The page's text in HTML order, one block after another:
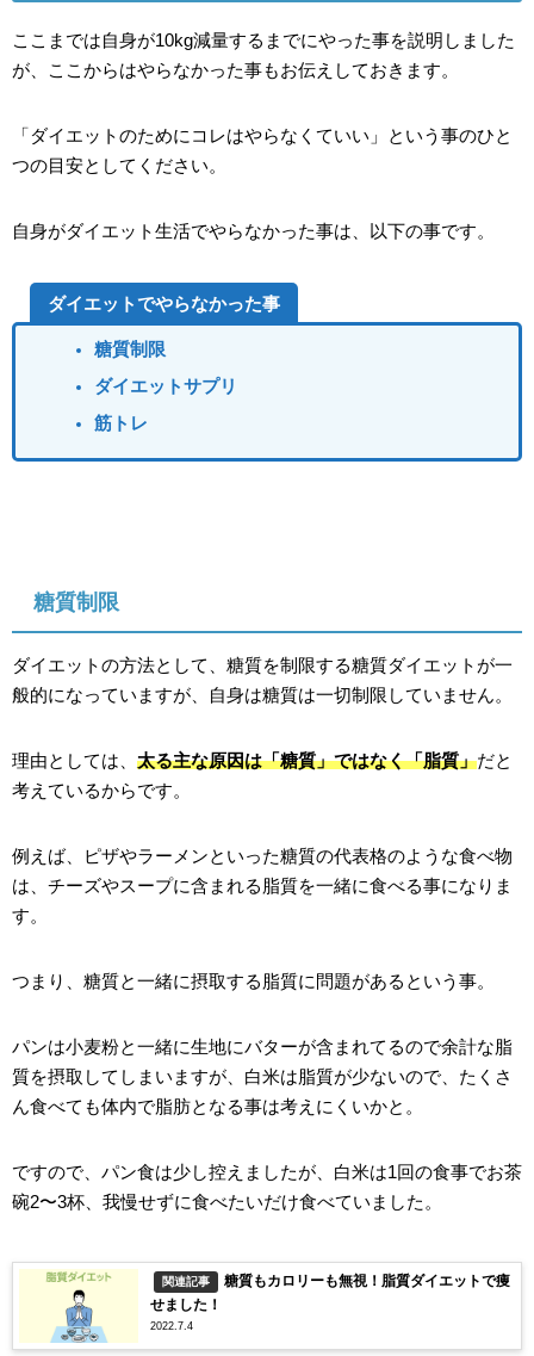
ここまでは自身が10kg減量するまでにやった事を説明しました
が、ここからはやらなかった事もお伝えしておきます。
「ダイエットのためにコレはやらなくていい」という事のひと
つの目安としてください。
自身がダイエット生活でやらなかった事は、以下の事です。
ダイエットでやらなかった事
糖質制限
ダイエットサプリ
筋トレ
糖質制限
ダイエットの方法として、糖質を制限する糖質ダイエットが一
般的になっていますが、自身は糖質は一切制限していません。
理由としては、 太る主な原因は「糖質」ではなく「脂質」だと
考えているからです。
例えば、ピザやラーメンといった糖質の代表格のような食べ物
は、チーズやスープに含まれる脂質を一緒に食べる事になりま
す。
つまり、糖質と一緒に摂取する脂質に問題があるという事。
パンは小麦粉と一緒に生地にバターが含まれてるので余計な脂
質を摂取してしまいますが、白米は脂質が少ないので、たくさ
ん食べても体内で脂肪となる事は考えにくいかと。
ですので、パン食は少し控えましたが、白米は1回の食事でお茶
碗2〜3杯、我慢せずに食べたいだけ食べていました。
関連記事
糖質もカロリーも無視！脂質ダイエットで痩
せました！
2022.7.4